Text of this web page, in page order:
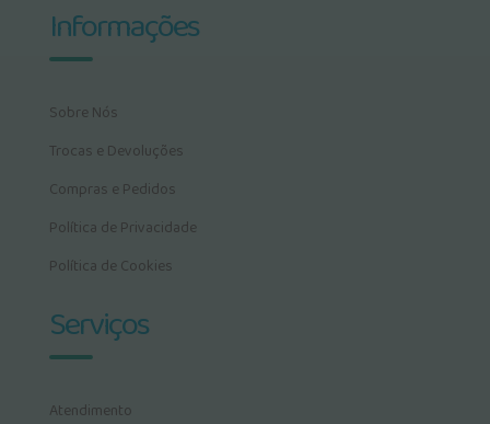
Informações
Sobre Nós
Trocas e Devoluções
Compras e Pedidos
Política de Privacidade
Política de Cookies
Serviços
Atendimento